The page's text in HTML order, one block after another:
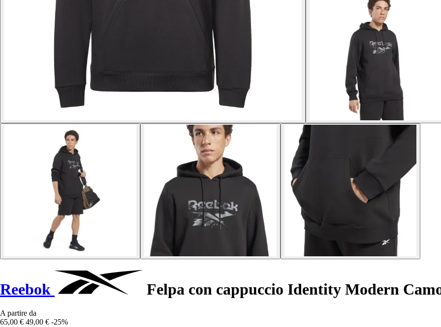
Reebok Felpa con cappuccio Identity Modern
A partire da
65,00 € 49,00 € -25%